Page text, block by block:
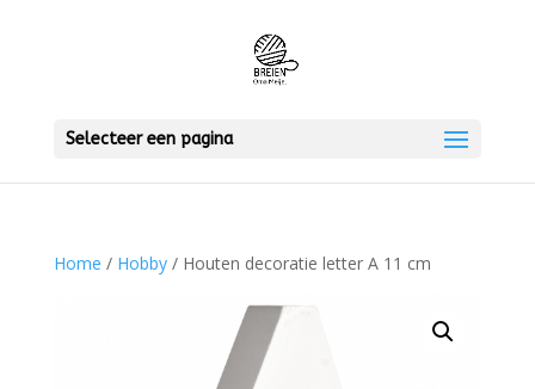
Selecteer een pagina
Home / Hobby/ Houten decoratie letter A 11 cm